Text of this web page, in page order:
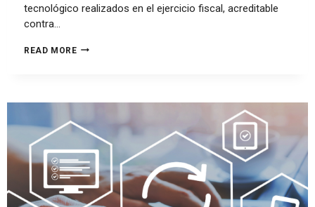
tecnológico realizados en el ejercicio fiscal, acreditable
contra…
READ MORE